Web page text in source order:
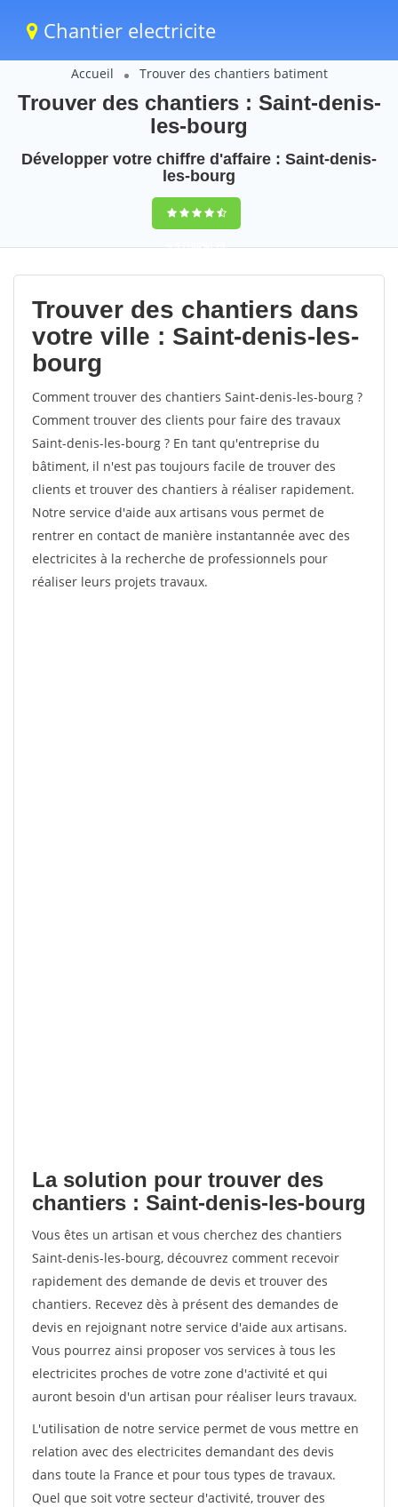
Chantier electricite
Accueil Trouver des chantiers batiment
Trouver des chantiers : Saint-denis-
les-bourg
Développer votre chiffre d'affaire : Saint-denis-
les-bourg
9,5(100%)75
votes
Trouver des chantiers dans
votre ville : Saint-denis-les-
bourg
Comment trouver des chantiers Saint-denis-les-bourg ?
Comment trouver des clients pour faire des travaux
Saint-denis-les-bourg ? En tant qu'entreprise du
bâtiment, il n'est pas toujours facile de trouver des
clients et trouver des chantiers à réaliser rapidement.
Notre service d'aide aux artisans vous permet de
rentrer en contact de manière instantannée avec des
electricites à la recherche de professionnels pour
réaliser leurs projets travaux.
La solution pour trouver des
chantiers : Saint-denis-les-bourg
Vous êtes un artisan et vous cherchez des chantiers
Saint-denis-les-bourg, découvrez comment recevoir
rapidement des demande de devis et trouver des
chantiers. Recevez dès à présent des demandes de
devis en rejoignant notre service d'aide aux artisans.
Vous pourrez ainsi proposer vos services à tous les
electricites proches de votre zone d'activité et qui
auront besoin d'un artisan pour réaliser leurs travaux.
L'utilisation de notre service permet de vous mettre en
relation avec des electricites demandant des devis
dans toute la France et pour tous types de travaux.
Quel que soit votre secteur d'activité, trouver des